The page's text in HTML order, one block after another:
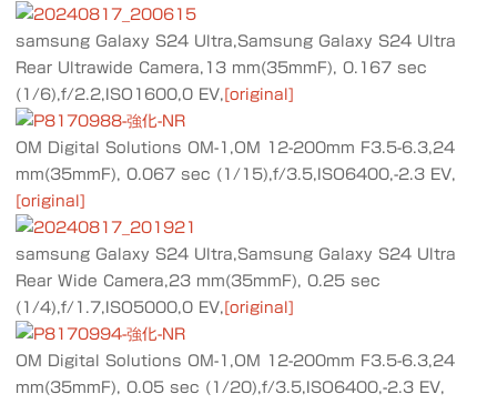
samsung Galaxy S24 Ultra,Samsung Galaxy S24 Ultra
Rear Ultrawide Camera,13 mm(35mmF), 0.167 sec
(1/6),f/2.2,ISO1600,0 EV, [original]
OM Digital Solutions OM-1,OM 12-200mm F3.5-6.3,24
mm(35mmF), 0.067 sec (1/15),f/3.5,ISO6400,-2.3 EV,
[original]
samsung Galaxy S24 Ultra,Samsung Galaxy S24 Ultra
Rear Wide Camera,23 mm(35mmF), 0.25 sec
(1/4),f/1.7,ISO5000,0 EV, [original]
OM Digital Solutions OM-1,OM 12-200mm F3.5-6.3,24
mm(35mmF), 0.05 sec (1/20),f/3.5,ISO6400,-2.3 EV,